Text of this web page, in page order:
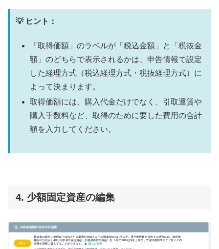
💡 ヒント：
「取得価額」のラベルが「税込金額」と「税抜金
額」のどちらで表示されるかは、申告情報で設定
した経理方式（税込経理方式・税抜経理方式）に
よって決まります。
取得価額には、購入代金だけでなく、引取運賃や
購入手数料など、取得のために要した費用の合計
額を入力してください。
4. 少額固定資産の編集